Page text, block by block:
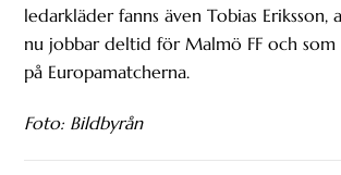
ledarkläder fanns även Tobias Eriksson,
nu jobbar deltid för Malmö FF och som
på Europamatcherna.
Foto: Bildbyrån